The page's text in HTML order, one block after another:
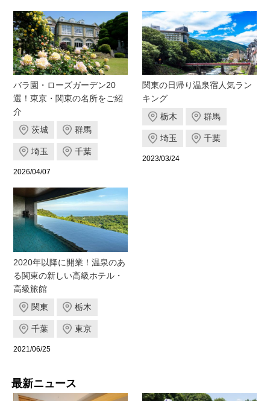
バラ園・ローズガーデン20
選！東京・関東の名所をご紹
介
茨城
群馬
埼玉 千葉
2026/04/07
関東の日帰り温泉宿人気ラン
キング
栃木
群馬
埼玉 千葉
2023/03/24
2020年以降に開業！温泉のあ
る関東の新しい高級ホテル・
高級旅館
関東
栃木
千葉 東京
2021/06/25
最新ニュース